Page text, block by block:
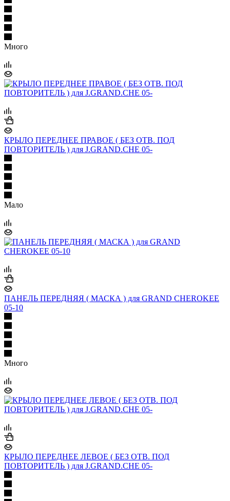
Много
КРЫЛО ПЕРЕДНЕЕ ПРАВОЕ ( БЕЗ ОТВ. ПОД
ПОВТОРИТЕЛЬ ) для J.GRAND.CHE 05-
Мало
ПАНЕЛЬ ПЕРЕДНЯЯ ( МАСКА ) для GRAND CHEROKEE
05-10
Много
КРЫЛО ПЕРЕДНЕЕ ЛЕВОЕ ( БЕЗ ОТВ. ПОД
ПОВТОРИТЕЛЬ ) для J.GRAND.CHE 05-